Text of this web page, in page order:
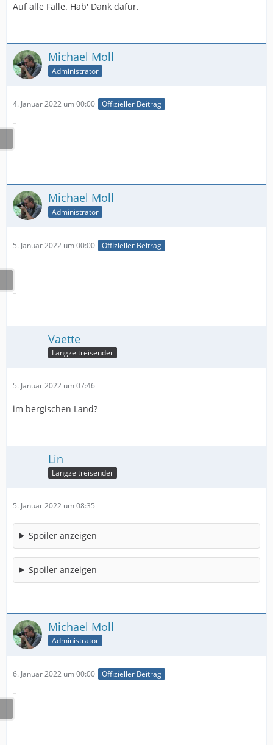
Auf alle Fälle. Hab' Dank dafür.
Michael Moll
Administrator
4. Januar 2022 um 00:00 Offizieller Beitrag
Michael Moll
Administrator
5. Januar 2022 um 00:00 Offizieller Beitrag
Vaette
Langzeitreisender
5. Januar 2022 um 07:46
im bergischen Land?
Lin
Langzeitreisender
5. Januar 2022 um 08:35
Spoiler anzeigen
Spoiler anzeigen
Michael Moll
Administrator
6. Januar 2022 um 00:00 Offizieller Beitrag